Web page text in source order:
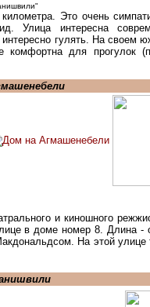
Это очень
Улица интересна
гулять. На своем
для прогулок
и киношного
в доме номер 8. Длина -
На этой улице